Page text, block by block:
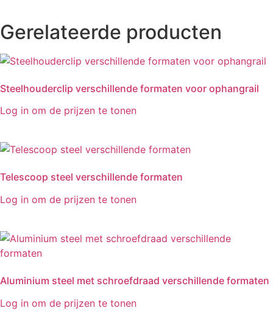
Gerelateerde producten
Steelhouderclip verschillende formaten voor ophangrail
Log in om de prijzen te tonen
Telescoop steel verschillende formaten
Log in om de prijzen te tonen
Aluminium steel met schroefdraad verschillende formaten
Log in om de prijzen te tonen